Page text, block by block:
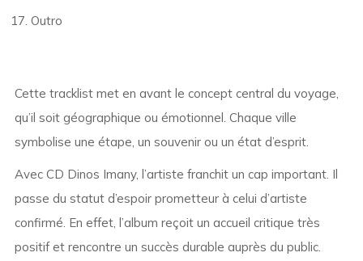
Outro
Cette tracklist met en avant le concept central du voyage,
qu’il soit géographique ou émotionnel. Chaque ville
symbolise une étape, un souvenir ou un état d’esprit.
Avec CD Dinos Imany, l’artiste franchit un cap important. Il
passe du statut d’espoir prometteur à celui d’artiste
confirmé. En effet, l’album reçoit un accueil critique très
positif et rencontre un succès durable auprès du public.